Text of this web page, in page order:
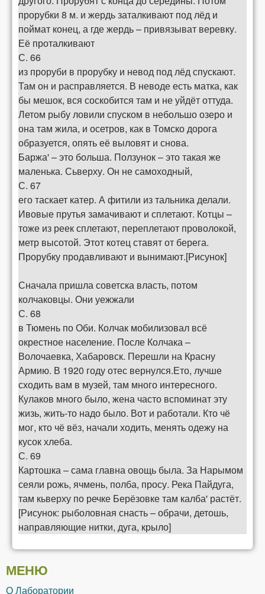
прорубки 8 м. и жердь заталкивают под лёд и
поймат конец, а где жердь – привязыват веревку.
Её проталкивают
С. 66
из проруби в прорубку и невод под лёд спускают.
Там он и расправляется. В неводе есть матка, как
бы мешок, вся соскобится там и не уйдёт оттуда.
Летом рыбу ловили спуском в небольшо озеро и
она там жила, и осетров, как в Томско дорога
образуется, опять её выловят и снова.
Баржа' – это больша. Ползунок – это такая же
маленька. Сьверху. Он не самоходный,
С. 67
его таскает катер. А фитили из тальника делали.
Ивовые прутья замачивают и сплетают. Котцы –
тоже из реек сплетают, переплетают проволокой,
метр высотой. Этот котец ставят от берега.
Прорубку продавливают и вынимают.[Рисунок]
Сначала пришла советска власть, потом
колчаковцы. Они уежжали
С. 68
в Тюмень по Оби. Колчак мобилизовал всё
окрестное население. После Колчака –
Волочаевка, Хабаровск. Перешли на Красну
Армию. В 1920 году отес вернулся.Ето, лучше
сходить вам в музей, там много интересного.
Кулаков много было, жена часто вспоминат эту
жизь, жить-то надо было. Вот и работали. Кто чё
мог, кто чё вёз, начали ходить, менять одежу на
кусок хлеба.
С. 69
Картошка – сама главна овощь была. За Нарымом
сеяли рожь, ячмень, полба, просу. Река Пайдуга,
там кьверху по речке Берёзовке там калба' растёт.
[Рисунок: рыболовная снасть – обрачи, детошь,
направляющие нитки, дуга, крыло]
МЕНЮ
О Лаборатории